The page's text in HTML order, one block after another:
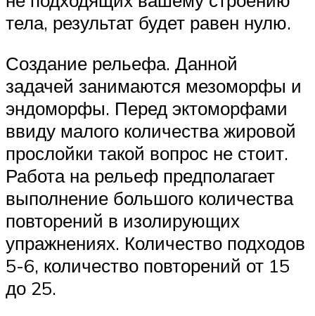
тела, результат будет равен нулю.
Создание рельефа. Данной
задачей занимаются мезоморфы и
эндоморфы. Перед эктоморфами
ввиду малого количества жировой
прослойки такой вопрос не стоит.
Работа на рельеф предполагает
выполнение большого количества
повторений в изолирующих
упражнениях. Количество подходов
5-6, количество повторений от 15
до 25.